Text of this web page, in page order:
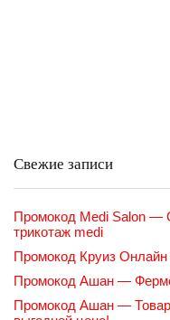
Свежие записи
Промокод Medi Salon —
трикотаж medi
Промокод Круиз
Промокод Ашан —
Промокод Ашан —